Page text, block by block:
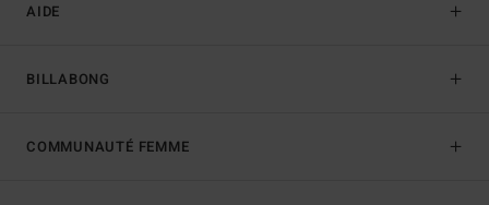
AIDE
BILLABONG
COMMUNAUTÉ FEMME